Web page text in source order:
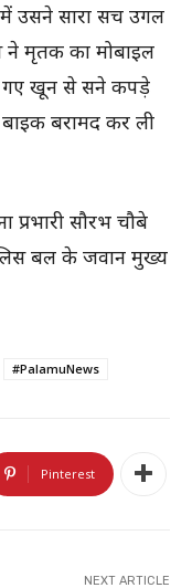
उसने सारा सच उगल
ने मृतक का मोबाइल
गए खून से सने कपड़े
बरामद कर ली
सौरभ चौबे
बल के जवान मुख्य
#PalamuNews
Pinterest
NEXT ARTICLE